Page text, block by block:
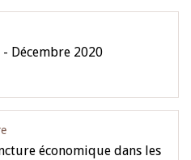
Décembre 2020
économique dans les